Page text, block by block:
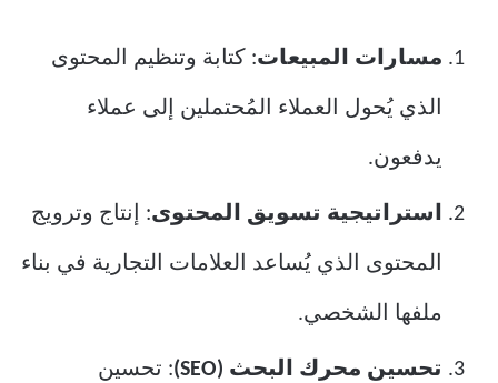
مسارات المبيعات: كتابة وتنظيم المحتوى
الذي يُحول العملاء المُحتملين إلى عملاء
يدفعون.
استراتيجية تسويق المحتوى: إنتاج وترويج
المحتوى الذي يُساعد العلامات التجارية في بناء
ملفها الشخصي.
تحسين محرك البحث (SEO) : تحسين